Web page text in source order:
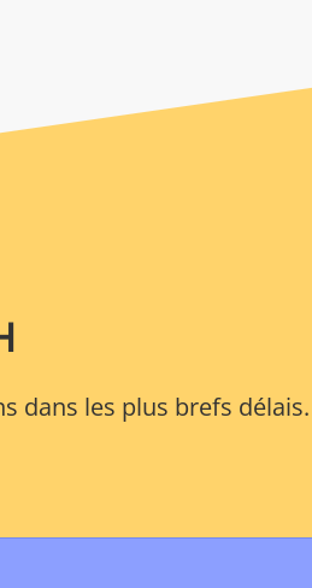
dans les plus brefs délais.